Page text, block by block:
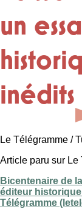
un
inédits
Le Télégramme /
Article paru sur Le
Bicentenaire de
éditeur
Télégramme